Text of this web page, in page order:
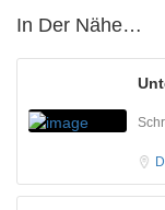
In Der Nähe…